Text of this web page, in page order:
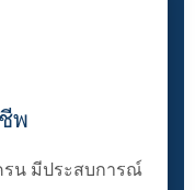
พ
รน มีประสบการณ์